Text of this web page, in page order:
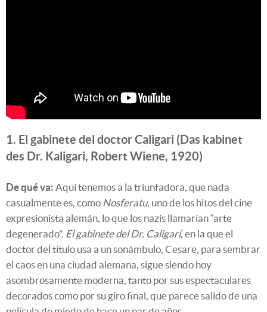
1. El gabinete del doctor Caligari (Das kabinet
des Dr. Kaligari, Robert Wiene, 1920)
De qué va: Aquí tenemos a la triunfadora, que nada
casualmente es, como Nosferatu, uno de los hitos del cine
expresionista alemán, lo que los nazis llamarían “arte
degenerado”. El gabinete del Dr. Caligari, en la que el
doctor del título usa a un sonámbulo, Cesare, para sembrar
el caos en una ciudad alemana, sigue siendo hoy
asombrosamente moderna, tanto por sus espectaculares
decorados como por su giro final, que parece salido de una